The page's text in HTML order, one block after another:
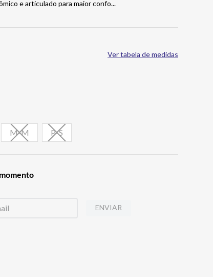
e articulado para maior confo...
M-M P-S
Ver tabela de medidas
ENVIAR